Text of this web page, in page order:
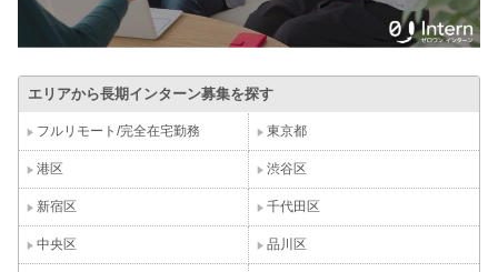
エリアから長期インターン募集を探す
フルリモート/完全在宅勤務 東京都
港区 渋谷区
新宿区 千代田区
中央区 品川区